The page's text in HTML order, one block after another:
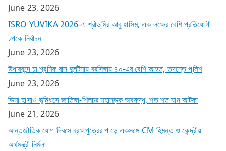
June 23, 2026
ISRO YUVIKA 2026-এ শ্রীভূমির আবু হাসিম, এক লক্ষের বেশি প্রতিযোগী
টপকে নির্বাচন
June 23, 2026
উধারবন্দে চা শ্রমিক বাস দুর্ঘটনায় বরসিঙ্গায় ৪০-এর বেশি আহত, তদন্তে পুলিশ
June 23, 2026
ডিমা হাসাও ভূমিধসে জাতিঙ্গা-শিলচর মহাসড়ক অবরুদ্ধ, শত শত যান আটকা
June 21, 2026
আন্তর্জাতিক যোগ দিবসে ব্রহ্মপুত্রের পাড়ে একসঙ্গে CM হিমন্ত ও কেন্দ্রীয়
অর্থমন্ত্রী নির্মলা